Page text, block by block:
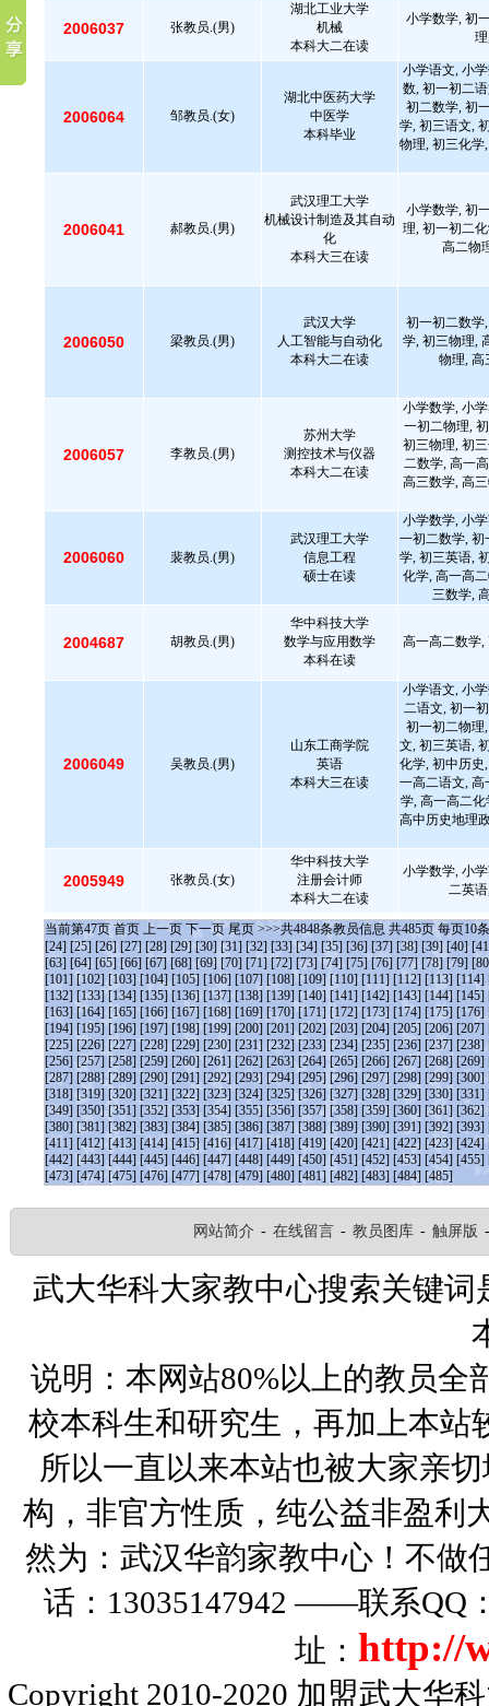
2006037 张教员.(男)
湖北工业大学
机械
本科大二在读
小学数学, 初
2006064 邹教员.(女)
湖北中医药大学
中医学
本科毕业
小学语文, 小
数, 初一初二
初二数学, 初
学, 初三语文,
物理, 初三化学
2006041 郝教员.(男)
武汉理工大学
机械设计制造及其自动
化
本科大三在读
小学数学, 初
理, 初一初二
高二物
2006050 梁教员.(男)
武汉大学
人工智能与自动化
本科大二在读
初一初二数学
学, 初三物理,
物理, 高
2006057 李教员.(男)
苏州大学
测控技术与仪器
本科大二在读
小学数学, 小
一初二物理,
初三物理, 初
二数学, 高一
高三数学, 高
2006060 裴教员.(男)
武汉理工大学
信息工程
硕士在读
小学数学, 小
一初二数学, 初
学, 初三英语,
化学, 高一高
三数学,
2004687 胡教员.(男)
华中科技大学
数学与应用数学
本科在读
高一高二数学,
2006049 吴教员.(男)
山东工商学院
英语
本科大三在读
小学语文, 小
二语文, 初一
初一初二物理
文, 初三英语,
化学, 初中历史
一高二语文, 高
学, 高一高二
高中历史地理
2005949 张教员.(女)
华中科技大学
注册会计师
本科大二在读
小学数学, 小
二英
当前第47页 首页 上一页 下一页 尾页 >>>共4848条教员信息 共485页 每页10
[24] [25] [26] [27] [28] [29] [30] [31] [32] [33] [34] [35] [36] [37] [38] [39] [40]
[63] [64] [65] [66] [67] [68] [69] [70] [71] [72] [73] [74] [75] [76] [77] [78] [79]
[101] [102] [103] [104] [105] [106] [107] [108] [109] [110] [111] [112] [113] [114]
[132] [133] [134] [135] [136] [137] [138] [139] [140] [141] [142] [143] [144] [145]
[163] [164] [165] [166] [167] [168] [169] [170] [171] [172] [173] [174] [175] [176]
[194] [195] [196] [197] [198] [199] [200] [201] [202] [203] [204] [205] [206] [207]
[225] [226] [227] [228] [229] [230] [231] [232] [233] [234] [235] [236] [237] [238]
[256] [257] [258] [259] [260] [261] [262] [263] [264] [265] [266] [267] [268] [269]
[287] [288] [289] [290] [291] [292] [293] [294] [295] [296] [297] [298] [299] [300]
[318] [319] [320] [321] [322] [323] [324] [325] [326] [327] [328] [329] [330] [331]
[349] [350] [351] [352] [353] [354] [355] [356] [357] [358] [359] [360] [361] [362]
[380] [381] [382] [383] [384] [385] [386] [387] [388] [389] [390] [391] [392] [393]
[411] [412] [413] [414] [415] [416] [417] [418] [419] [420] [421] [422] [423] [424]
[442] [443] [444] [445] [446] [447] [448] [449] [450] [451] [452] [453] [454] [455]
[473] [474] [475] [476] [477] [478] [479] [480] [481] [482] [483] [484] [485]
网站简介 - 在线留言 - 教员图库 - 触屏版
武大华科大家教中心搜索关键
说明：本网站80%以上的教员全
校本科生和研究生，再加上本站
所以一直以来本站也被大家亲
构，非官方性质，纯公益非盈利
然为：武汉华韵家教中心！不做
话：13035147942 ——联系QQ
址： http://
Copyright 2010-2020 加盟武大华